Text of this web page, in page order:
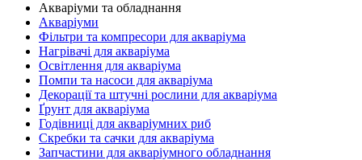
Акваріуми та обладнання
Акваріуми
Фільтри та компресори для акваріума
Нагрівачі для акваріума
Освітлення для акваріума
Помпи та насоси для акваріума
Декорації та штучні рослини для акваріума
Ґрунт для акваріума
Годівниці для акваріумних риб
Скребки та сачки для акваріума
Запчастини для акваріумного обладнання